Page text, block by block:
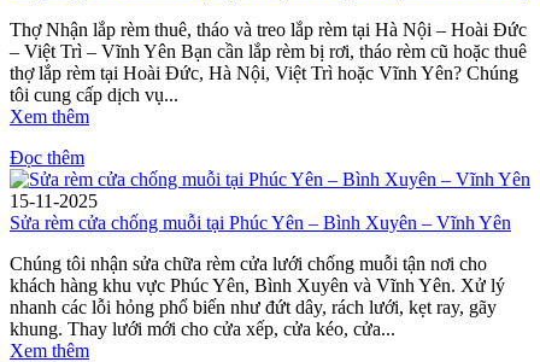
Thợ Nhận lắp rèm thuê, tháo và treo lắp rèm tại Hà Nội – Hoài Đức
– Việt Trì – Vĩnh Yên Bạn cần lắp rèm bị rơi, tháo rèm cũ hoặc thuê
thợ lắp rèm tại Hoài Đức, Hà Nội, Việt Trì hoặc Vĩnh Yên? Chúng
tôi cung cấp dịch vụ...
Xem thêm
Đọc thêm
15-11-2025
Sửa rèm cửa chống muỗi tại Phúc Yên – Bình Xuyên – Vĩnh Yên
Chúng tôi nhận sửa chữa rèm cửa lưới chống muỗi tận nơi cho
khách hàng khu vực Phúc Yên, Bình Xuyên và Vĩnh Yên. Xử lý
nhanh các lỗi hỏng phổ biến như đứt dây, rách lưới, kẹt ray, gãy
khung. Thay lưới mới cho cửa xếp, cửa kéo, cửa...
Xem thêm